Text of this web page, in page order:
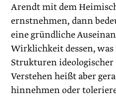
Arendt mit dem
ernstnehmen, dann
eine gründliche
Wirklichkeit dessen,
Strukturen
Verstehen heißt aber
hinnehmen oder